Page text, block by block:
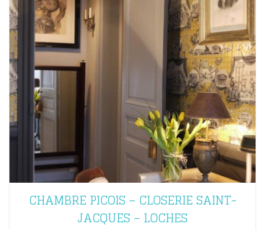
CHAMBRE PICOIS – CLOSERIE SAINT-
JACQUES – LOCHES